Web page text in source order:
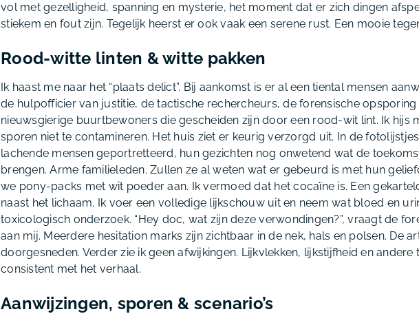
vol met gezelligheid, spanning en mysterie, het moment dat er zich dingen
stiekem en fout zijn. Tegelijk heerst er ook vaak een serene rust. Een mooie
Rood-witte linten & witte pakken
Ik haast me naar het “plaats delict”. Bij aankomst is er al een tiental mensen
de hulpofficier van justitie, de tactische rechercheurs, de forensische
nieuwsgierige buurtbewoners die gescheiden zijn door een rood-wit lint. Ik hijs
sporen niet te contamineren. Het huis ziet er keurig verzorgd uit. In de
lachende mensen geportretteerd, hun gezichten nog onwetend wat de
brengen. Arme familieleden. Zullen ze al weten wat er gebeurd is met hun
we pony-packs met wit poeder aan. Ik vermoed dat het cocaïne is. Een
naast het lichaam. Ik voer een volledige lijkschouw uit en neem wat bloed en
toxicologisch onderzoek. “Hey doc, wat zijn deze verwondingen?”, vraagt de
aan mij. Meerdere hesitation marks zijn zichtbaar in de nek, hals en polsen. De
doorgesneden. Verder zie ik geen afwijkingen. Lijkvlekken, lijkstijfheid en andere
consistent met het verhaal.
Aanwijzingen, sporen & scenario’s